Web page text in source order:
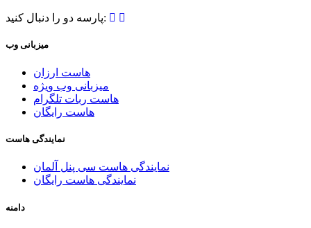
پارسه دو را دنبال کنید:
میزبانی وب
هاست ارزان
میزبانی وب ویژه
هاست ربات تلگرام
هاست رایگان
نمایندگی هاست
نمایندگی هاست سی پنل آلمان
نمایندگی هاست رایگان
دامنه